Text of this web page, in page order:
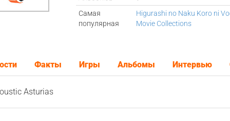
Самая
популярная
Higurashi no Naku Koro ni
Movie Collections
Факты Игры Альбомы Интервью
Asturias